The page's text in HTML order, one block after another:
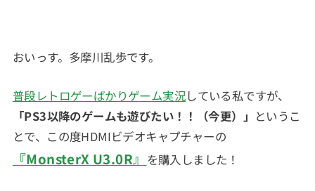
おいっす。多摩川乱歩です。
普段レトロゲーばかりゲーム実況している私ですが、
「PS3以降のゲームも遊びたい！！（今更）」 というこ
とで、この度HDMIビデオキャプチャーの
『MonsterX U3.0R』 を購入しました！